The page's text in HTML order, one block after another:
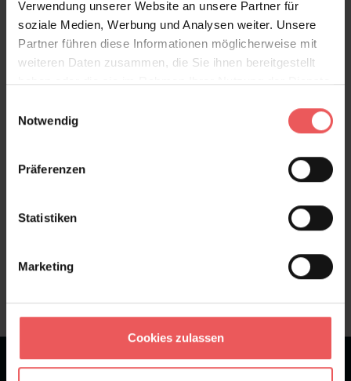
Verwendung unserer Website an unsere Partner für
soziale Medien, Werbung und Analysen weiter. Unsere
Partner führen diese Informationen möglicherweise mit
weiteren Daten zusammen, die Sie ihnen bereitgestellt
haben oder die sie im Rahmen Ihrer Nutzung der Dienste
Notwendig
Präferenzen
Statistiken
Marketing
Cookies zulassen
Produktdetails
Versand & Zahlung
Frage stellen
★★★★★Bei 1245 Bewertungen